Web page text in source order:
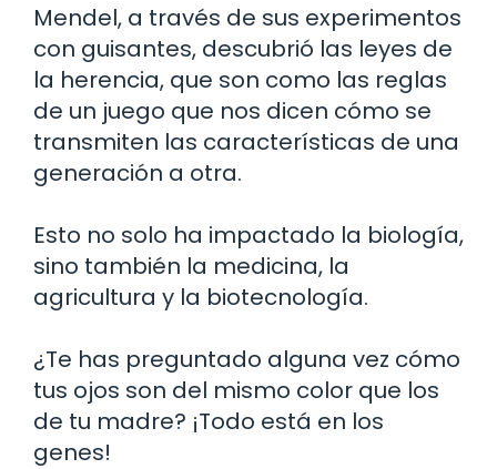
Mendel, a través de sus experimentos
con guisantes, descubrió las leyes de
la herencia, que son como las reglas
de un juego que nos dicen cómo se
transmiten las características de una
generación a otra.
Esto no solo ha impactado la biología,
sino también la medicina, la
agricultura y la biotecnología.
¿Te has preguntado alguna vez cómo
tus ojos son del mismo color que los
de tu madre? ¡Todo está en los
genes!